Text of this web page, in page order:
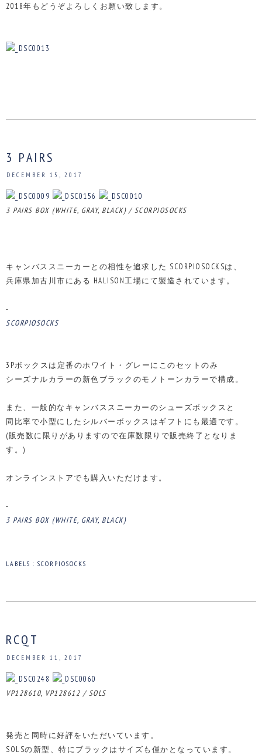
2018年もどうぞよろしくお願い致します。
3 PAIRS
DECEMBER 15, 2017
3 PAIRS BOX (WHITE, GRAY, BLACK) / SCORPIOSOCKS
キャンバススニーカーとの相性を追求した SCORPIOSOCKSは、
兵庫県加古川市にある HALISON工場にて製造されています。
-
SCORPIOSOCKS
3Pボックスは定番のホワイト・グレーにこのセットのみ
シーズナルカラーの新色ブラックのモノトーンカラーで構成。
また、一般的なキャンバススニーカーのシューズボックスと
同比率で小型にしたシルバーボックスはギフトにも最適です。
(販売数に限りがありますので在庫数限りで販売終了となりま
す。)
オンラインストアでも購入いただけます。
-
3 PAIRS BOX (WHITE, GRAY, BLACK)
LABELS : SCORPIOSOCKS
RCQT
DECEMBER 11, 2017
VP128610, VP128612 / SOLS
発売と同時に好評をいただいています。
SOLSの新型、特にブラックはサイズも僅かとなっています。